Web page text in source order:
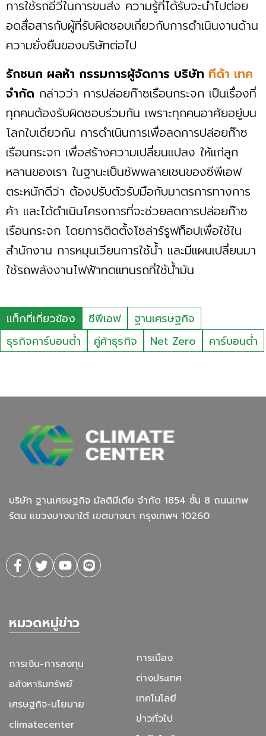
การใช้รถอีวีในการขนส่ง ความรู้ที่ได้รับจะนำไปต่อย
อดสื่อสารกับผู้ที่รับผิดชอบเกี่ยวกับการดำเนินงานด้าน
ความยั่งยืนของบริษัทต่อไป
รักชนก ผลห้า กรรมการผู้จัดการ บริษัท ทีด้า เทค
จำกัด กล่าวว่า การปล่อยก๊าซเรือนกระจก เป็นเรื่องที่
ทุกคนต้องรับผิดชอบร่วมกัน เพราะทุกคนอาศัยอยู่บน
โลกใบเดียวกัน การดำเนินการเพื่อลดการปล่อยก๊าซ
เรือนกระจก เพื่อสร้างความเปลี่ยนแปลง ให้แก่ลูก
หลานของเรา ในฐานะเป็นซัพพลายเชนของซีพีเอฟ
ตระหนักดีว่า ต้องปรับตัวรับมือกับมาตรการทางการ
ค้า และได้ดำเนินโครงการที่จะช่วยลดการปล่อยก๊าซ
เรือนกระจก โดยการติดตั้งโซล่าร์รูฟท็อปเพื่อใช้ใน
สำนักงาน การหมุนเวียนการใช้น้ำ และมีแผนเปลี่ยนมา
ใช้รถพลังงานไฟฟ้าทดแทนรถที่ใช้น้ำมัน
แท็กที่เกี่ยวข้อง ซีพีเอฟ
ฐานเศรษฐกิจ
ธุรกิจคาร์บอนต่ำ
คู่ค้าธุรกิจ Net Zero คาร์บอนต่ำ
บริษัท ฐานเศรษฐกิจ มัลติมีเดีย จํากัด 1854 ชั้น 8 ถนนเทพ
รัตน แขวงบางนาใต้ เขตบางนา กรุงเทพฯ 10260
หมวดหมู่ข่าว
การเงิน-การลงทุน
อสังหาริมทรัพย์
เศรษฐกิจ-นโยบาย
climatecenter
การเมือง
ต่างประเทศ
เทคโนโลยี
ข่าวทั่วไป